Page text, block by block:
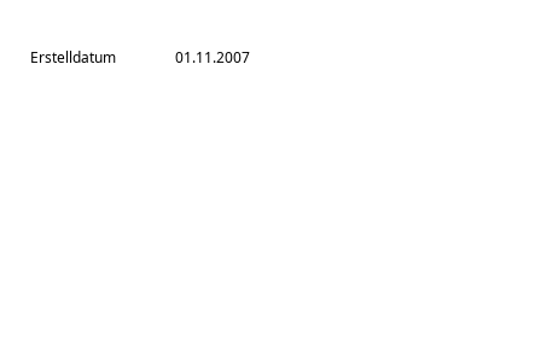
Erstelldatum 01.11.2007